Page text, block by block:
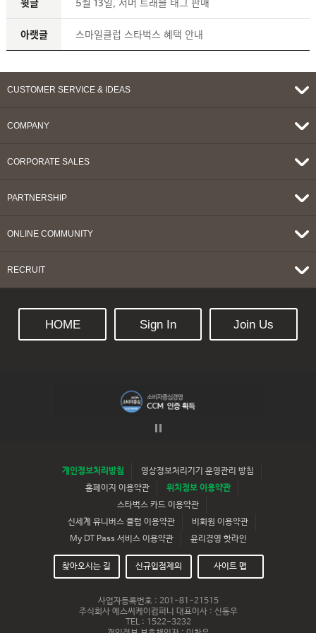
윗글 5월 13일, 서머 트래블 태그 판매
아랫글 스마일클럽 스타벅스 혜택 안내
CUSTOMER SERVICE & IDEAS
COMPANY
CORPORATE SALES
PARTNERSHIP
ONLINE COMMUNITY
RECRUIT
HOME Sign In Join Us
개인정보처리방침
영상정보처리기기 운영관리 방침
홈페이지 이용약관
위치정보 이용약관
스타벅스 카드 이용약관
신세계 유니버스 클럽 이용약관
비회원 이용약관
My DT Pass 서비스 이용약관
윤리경영 핫라인
찾아오시는 길 신규입점제의 사이트 맵
사업자등록번호 : 201-81-21515
주식회사 에스씨케이컴퍼니 대표이사 : 신동우
TEL : 1522-3232